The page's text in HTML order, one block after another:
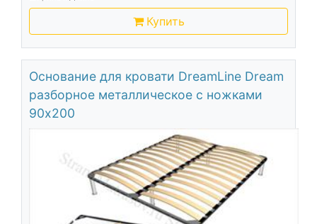
Купить
Основание для кровати DreamLine Dream
разборное металлическое с ножками
90х200